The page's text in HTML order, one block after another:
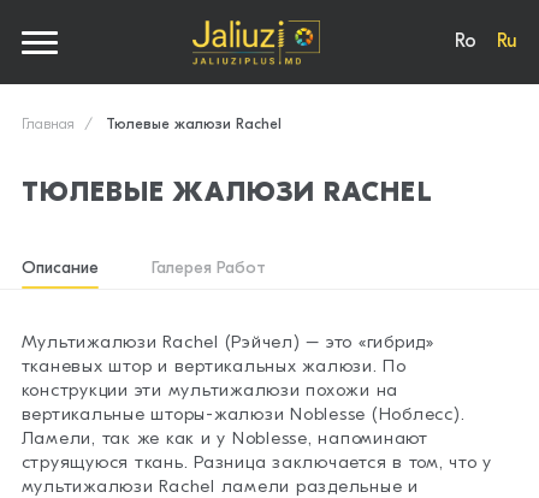
Ro Ru
Главная Тюлевые жалюзи Rachel
ТЮЛЕВЫЕ ЖАЛЮЗИ RACHEL
Описание Галерея Работ
Мультижалюзи Rachel (Рэйчел) – это «гибрид»
тканевых штор и вертикальных жалюзи. По
конструкции эти мультижалюзи похожи на
вертикальные шторы-жалюзи Noblesse (Ноблесс).
Ламели, так же как и у Noblesse, напоминают
струящуюся ткань. Разница заключается в том, что у
мультижалюзи Rachel ламели раздельные и